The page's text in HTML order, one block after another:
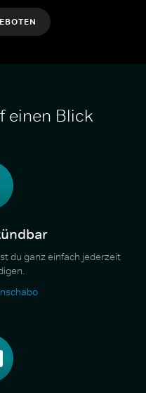
einen Blick
du ganz einfach jederzeit